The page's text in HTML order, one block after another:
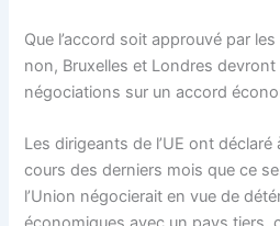
Que l’accord soit approuvé par
non, Bruxelles et Londres
négociations sur un accord
Les dirigeants de l’UE ont
cours des derniers mois que ce
l’Union négocierait en vue de